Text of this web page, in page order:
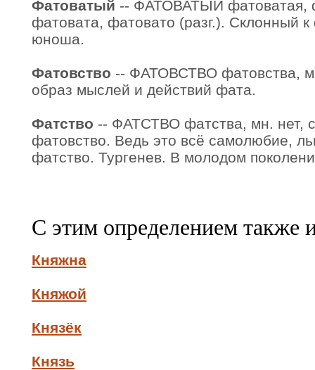
Фатоватый -- ФАТОВАТЫЙ фатоватая,
фатовата, фатовато (разг.). Склонный
юноша.
Фатовство -- ФАТОВСТВО фатовства,
образ мыслей и действий фата.
Фатство -- ФАТСТВО фатства, мн. нет,
фатовство. Ведь это всё самолюбие,
фатство. Тургенев. В молодом
С этим определением также
Княжна
Княжой
Князёк
Князь